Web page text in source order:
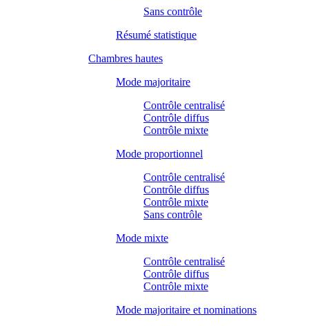
Sans contrôle
Résumé statistique
Chambres hautes
Mode majoritaire
Contrôle centralisé
Contrôle diffus
Contrôle mixte
Mode proportionnel
Contrôle centralisé
Contrôle diffus
Contrôle mixte
Sans contrôle
Mode mixte
Contrôle centralisé
Contrôle diffus
Contrôle mixte
Mode majoritaire et nominations